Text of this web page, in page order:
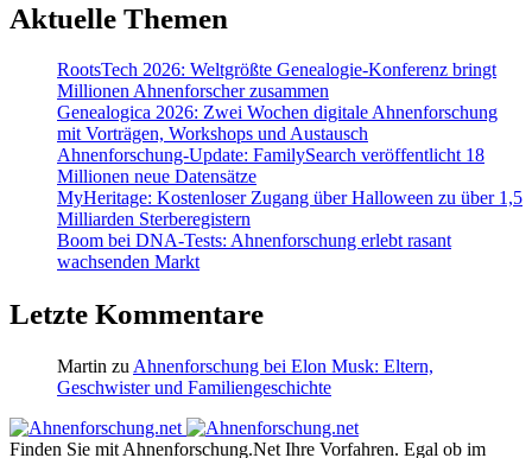
Aktuelle Themen
RootsTech 2026: Weltgrößte Genealogie-Konferenz bringt
Millionen Ahnenforscher zusammen
Genealogica 2026: Zwei Wochen digitale Ahnenforschung
mit Vorträgen, Workshops und Austausch
Ahnenforschung-Update: FamilySearch veröffentlicht 18
Millionen neue Datensätze
MyHeritage: Kostenloser Zugang über Halloween zu über 1,5
Milliarden Sterberegistern
Boom bei DNA-Tests: Ahnenforschung erlebt rasant
wachsenden Markt
Letzte Kommentare
Martin zu Ahnenforschung bei Elon Musk: Eltern,
Geschwister und Familiengeschichte
Finden Sie mit Ahnenforschung.Net Ihre Vorfahren. Egal ob im